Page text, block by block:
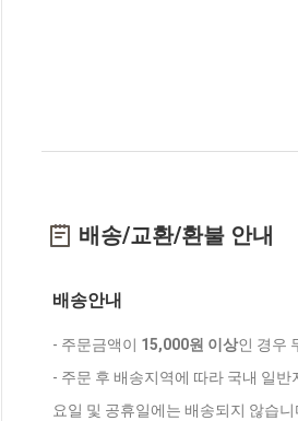
배송/교환/환불 안내
배송안내
- 주문금액이 15,000원 이상인 경우
- 주문 후 배송지역에 따라 국내 일
요일 및 공휴일에는 배송되지 않습니